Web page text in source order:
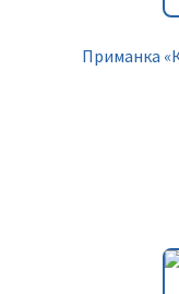
Приманка